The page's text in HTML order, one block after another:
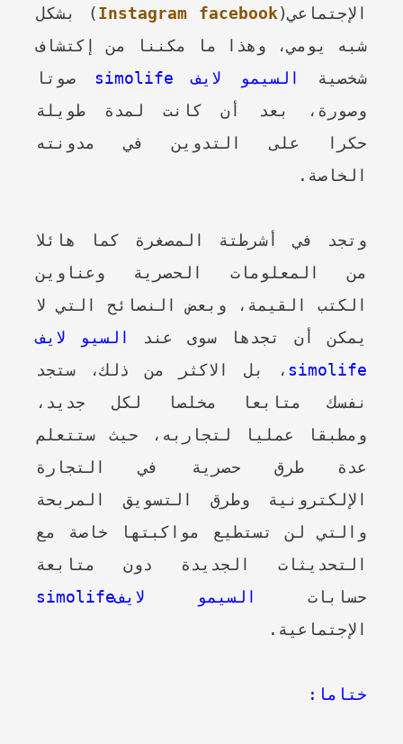
الإجتماعي(
Instagram facebook
) بشكل
شبه يومي، وهذا ما مكننا من إكتشاف
شخصية
السيمو لايف simolife
صوتا
وصورة، بعد أن كانت لمدة طويلة
حكرا على التدوين في مدونته
الخاصة.
وتجد في أشرطتة المصغرة كما هائلا
من المعلومات الحصرية وعناوين
الكتب القيمة، وبعض النصائح التي لا
يمكن أن تجدها سوى عند
السيو لايف
simolife ، بل الاكثر من ذلك، ستجد
نفسك متابعا مخلصا لكل جديد،
ومطبقا عمليا لتجاربه، حيث ستتعلم
عدة طرق حصرية في التجارة
الإلكترونية وطرق التسويق المربحة
والتي لن تستطيع مواكبتها خاصة مع
التحديثات الجديدة دون متابعة
حسابات
السيمو لايفsimolife
الإجتماعية.
ختاما: